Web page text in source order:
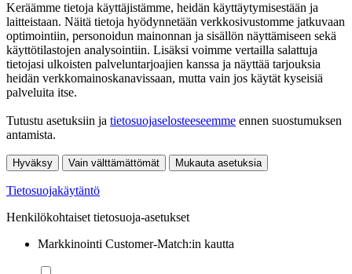
Keräämme tietoja käyttäjistämme, heidän käyttäytymisestään ja
laitteistaan. Näitä tietoja hyödynnetään verkkosivustomme jatkuvaan
optimointiin, personoidun mainonnan ja sisällön näyttämiseen sekä
käyttötilastojen analysointiin. Lisäksi voimme vertailla salattuja
tietojasi ulkoisten palveluntarjoajien kanssa ja näyttää tarjouksia
heidän verkkomainoskanavissaan, mutta vain jos käytät kyseisiä
palveluita itse.
Tutustu asetuksiin ja tietosuojaselosteeseemme ennen suostumuksen
antamista.
Hyväksy Vain välttämättömät Mukauta asetuksia
Tietosuojakäytäntö
Henkilökohtaiset tietosuoja-asetukset
Markkinointi Customer-Match:in kautta